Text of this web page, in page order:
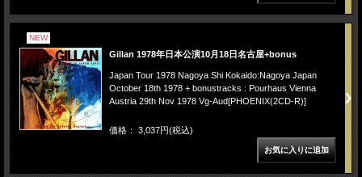
NEW
Gillan 1978年日本公演10月18日名古屋+bonus
Japan Tour 1978 Nagoya Shi Kokaido:Nagoya Japan
October 18th 1978 + bonustracks : Pourhaus Vienna
Austria 29th Nov 1978 Vg-Aud[PHOENIX(2CD-R)]
価格： 3,037円(税込)